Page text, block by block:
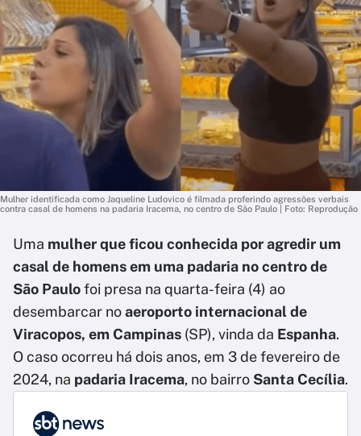
Mulher identificada como Jaqueline Ludovico é filmada proferindo agressões verbais
contra casal de homens na padaria Iracema, no centro de São Paulo | Foto: Reprodução
Uma mulher que ficou conhecida por agredir um
casal de homens em uma padaria no centro de
São Paulofoi presa na quarta-feira (4) ao
desembarcar noaeroporto internacional de
Viracopos, em Campinas (SP), vinda da Espanha.
O caso ocorreu há dois anos, em 3 de fevereiro de
2024, na padaria Iracema, no bairro Santa Cecília.